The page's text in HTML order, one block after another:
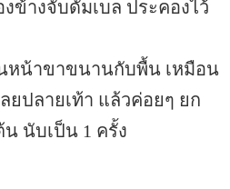
ข้างจับดัมเบล ประคองไว้
หน้าขาขนานกับพื้น เหมือน
ยปลายเท้า แล้วค่อยๆ ยก
นับเป็น 1 ครั้ง